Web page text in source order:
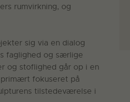
rumvirkning, og
sig via en dialog
faglighed og særlige
og stoflighed går op i en
primært fokuseret på
tilstedeværelse i